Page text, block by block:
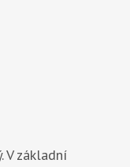
V základní